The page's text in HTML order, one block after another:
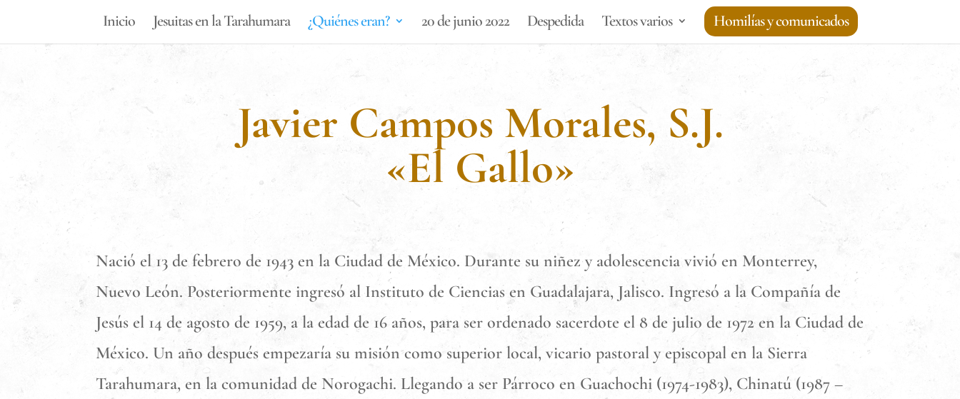
Inicio Jesuitas en la Tarahumara ¿Quiénes eran? 20 de junio 2022 Despedida Textos varios Homilías y comunicados
Javier Campos Morales, S.J.
«El Gallo»
Nació el 13 de febrero de 1943 en la Ciudad de México. Durante su niñez y adolescencia vivió en Monterrey,
Nuevo León. Posteriormente ingresó al Instituto de Ciencias en Guadalajara, Jalisco. Ingresó a la Compañía de
Jesús el 14 de agosto de 1959, a la edad de 16 años, para ser ordenado sacerdote el 8 de julio de 1972 en la Ciudad de
México. Un año después empezaría su misión como superior local, vicario pastoral y episcopal en la Sierra
Tarahumara, en la comunidad de Norogachi. Llegando a ser Párroco en Guachochi (1974-1983), Chinatú (1987 –